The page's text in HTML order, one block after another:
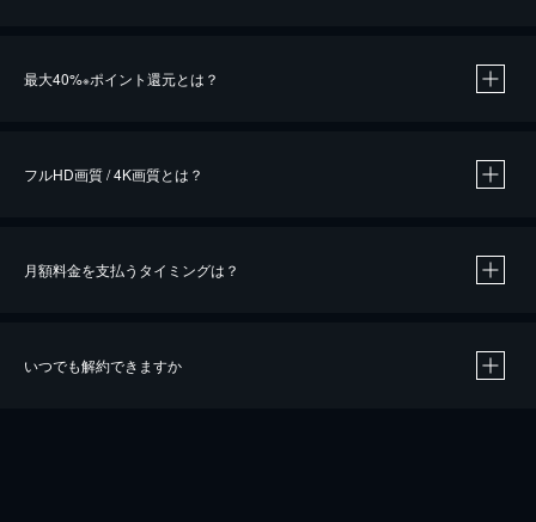
最大40%※ポイント還元とは？
※40％ポイント還元の対象は、クレジットカード決済による作品の購入 / レンタルです。
iOSアプリのUコイン決済による作品の購入 / レンタルは、20％のポイント還元です。
フルHD画質 / 4K画質とは？
月額料金を支払うタイミングは？
いつでも解約できますか